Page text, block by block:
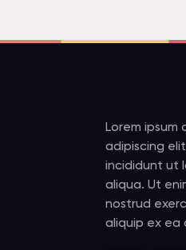
Lorem
adipiscing
incididunt ut
aliqua. Ut
nostrud
aliquip ex ea